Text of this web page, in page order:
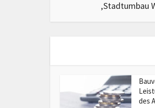
‚Stadtumbau
des